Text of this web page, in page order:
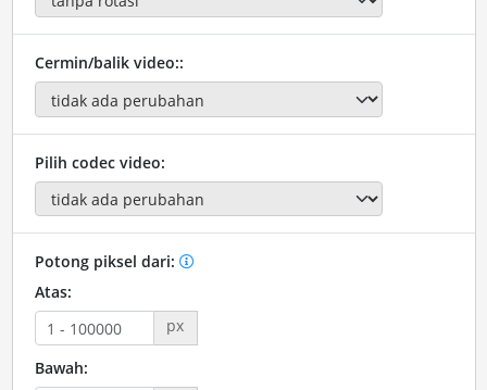
Cermin/balik video::
Pilih codec video:
Potong piksel dari:
Atas:
px
Bawah: